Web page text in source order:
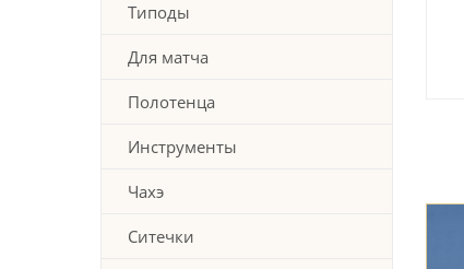
Типоды
Для матча
Полотенца
Инструменты
Чахэ
Ситечки